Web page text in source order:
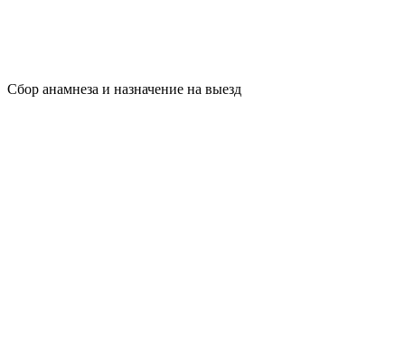
Сбор анамнеза и назначение на выезд